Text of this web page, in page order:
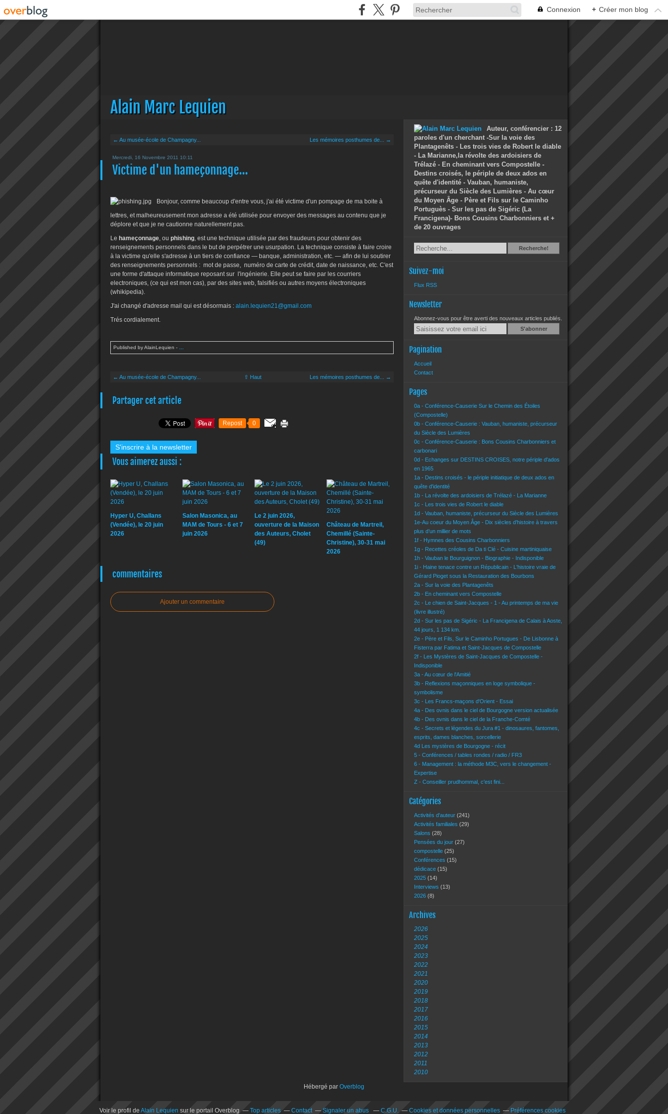
Connexion + Créer mon blog
Alain Marc Lequien
← Au musée-école de Champagny... Les mémoires posthumes de... →
Mercredi, 16 Novembre 2011 10:11
Victime d'un hameçonnage...
Bonjour, comme beaucoup d'entre vous, j'ai été victime d'un pompage de ma boite à
lettres, et malheureusement mon adresse a été utilisée pour envoyer des messages au contenu que je
déplore et que je ne cautionne naturellement pas.
Le hameçonnage, ou phishing, est une technique utilisée par des fraudeurs pour obtenir des
renseignements personnels dans le but de perpétrer une usurpation. La technique consiste à faire croire
à la victime qu'elle s'adresse à un tiers de confiance — banque, administration, etc. — afin de lui soutirer
des renseignements personnels : mot de passe, numéro de carte de crédit, date de naissance, etc. C'est
une forme d'attaque informatique reposant sur l'ingénierie. Elle peut se faire par les courriers
electroniques, (ce qui est mon cas), par des sites web, falsifiés ou autres moyens électroniques
(whikipedia).
J'ai changé d'adresse mail qui est désormais : alain.lequien21@gmail.com
Trés cordialement.
Published by AlainLequien -
← Au musée-école de Champagny... ⇧ Haut Les mémoires posthumes de... →
Partager cet article
Repost 0
S'inscrire à la newsletter
Vous aimerez aussi :
Hyper U, Challans
(Vendée), le 20 juin
2026
Salon Masonica, au
MAM de Tours - 6 et 7
juin 2026
Le 2 juin 2026,
ouverture de la Maison
des Auteurs, Cholet
(49)
Château de Martreil,
Chemillé (Sainte-
Christine), 30-31 mai
2026
commentaires
Ajouter un commentaire
Auteur, conférencier : 12
paroles d'un cherchant -Sur la voie des
Plantagenêts - Les trois vies de Robert le diable
- La Marianne,la révolte des ardoisiers de
Trélazé - En cheminant vers Compostelle -
Destins croisés, le périple de deux ados en
quête d'identité - Vauban, humaniste,
précurseur du Siècle des Lumières - Au cœur
du Moyen Âge - Père et Fils sur le Caminho
Portuguès - Sur les pas de Sigéric (La
Francigena)- Bons Cousins Charbonniers et +
de 20 ouvrages
RechercheRecherche!
Suivez-moi
Flux RSS
Newsletter
Abonnez-vous pour être averti des nouveaux articles publiés.
Email
Pagination
Accueil
Contact
Pages
0a - Conférence-Causerie Sur le Chemin des Étoiles
(Compostelle)
0b - Conférence-Causerie : Vauban, humaniste, précurseur
du Siècle des Lumières
0c - Conférence-Causerie : Bons Cousins Charbonniers et
carbonari
0d - Echanges sur DESTINS CROISES, notre périple d'ados
en 1965
1a - Destins croisés - le périple initiatique de deux ados en
quête d'identité
1b - La révolte des ardoisiers de Trélazé - La Marianne
1c - Les trois vies de Robert le diable
1d - Vauban, humaniste, précurseur du Siècle des Lumières
1e-Au coeur du Moyen Âge - Dix siècles d’histoire à travers
plus d’un millier de mots
1f - Hymnes des Cousins Charbonniers
1g - Recettes créoles de Da ti Clé - Cuisine martiniquaise
1h - Vauban le Bourguignon - Biographie - Indisponible
1i - Haine tenace contre un Républicain - L'histoire vraie de
Gérard Pioget sous la Restauration des Bourbons
2a - Sur la voie des Plantagenêts
2b - En cheminant vers Compostelle
2c - Le chien de Saint-Jacques - 1 - Au printemps de ma vie
(livre illustré)
2d - Sur les pas de Sigéric - La Francigena de Calais à Aoste,
44 jours, 1 134 km.
2e - Père et Fils, Sur le Caminho Portugues - De Lisbonne à
Fisterra par Fatima et Saint-Jacques de Compostelle
2f - Les Mystères de Saint-Jacques de Compostelle -
Indisponible
3a - Au cœur de l'Amitié
3b - Reflexions maçonniques en loge symbolique -
symbolisme
3c - Les Francs-maçons d'Orient - Essai
4a - Des ovnis dans le ciel de Bourgogne version actualisée
4b - Des ovnis dans le ciel de la Franche-Comté
4c - Secrets et légendes du Jura #1 - dinosaures, fantomes,
esprits, dames blanches, sorcellerie
4d Les mystères de Bourgogne - récit
5 - Conférences / tables rondes / radio / FR3
6 - Management : la méthode M3C, vers le changement -
Expertise
Z - Conseiller prudhommal, c'est fini...
Catégories
Activités d'auteur (241)
Activités familiales (29)
Salons (28)
Pensées du jour (27)
compostelle (25)
Conférences (15)
dédicace (15)
2025 (14)
Interviews (13)
2026 (8)
Archives
2026
2025
2024
2023
2022
2021
2020
2019
2018
2017
2016
2015
2014
2013
2012
2011
2010
Hébergé par Overblog
Voir le profil de Alain Lequien sur le portail Overblog Top articles Contact Signaler un abus C.G.U. Cookies et données personnelles Préférences cookies